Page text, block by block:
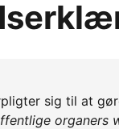
sig til at
organers